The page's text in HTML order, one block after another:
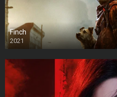
Finch
2021